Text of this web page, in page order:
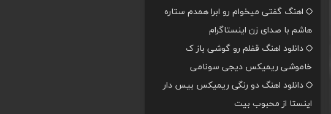
اهنگ گفتی میخوام رو ابرا همدم ستاره
هاشم با صدای زن اینستاگرام
دانلود اهنگ قفلم رو گوشی باز ک
خاموشی ریمیکس دیجی سونامی
دانلود اهنگ دو رنگی ریمیکس بیس دار
اینستا از محبوب بیت